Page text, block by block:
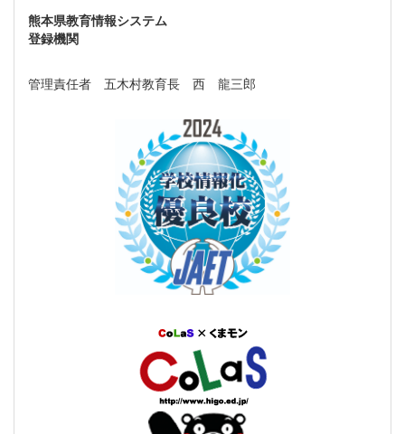
熊本県教育情報システム
登録機関
管理責任者 五木村教育長 西 龍三郎